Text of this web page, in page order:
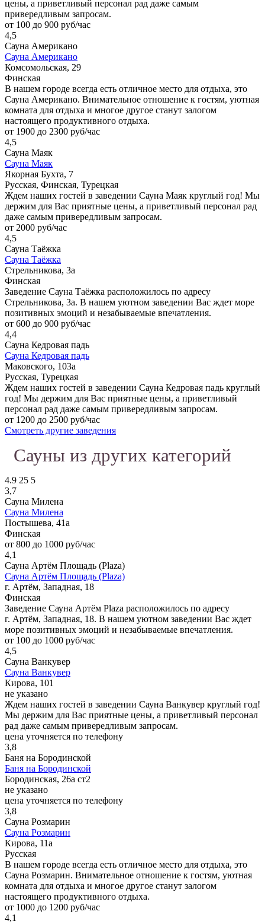
цены, а приветливый персонал рад даже самым
привередливым запросам.
от 100 до 900 руб/час
4,5
Сауна Американо
Сауна Американо
Комсомольская, 29
Финская
В нашем городе всегда есть отличное место для отдыха, это
Сауна Американо. Внимательное отношение к гостям, уютная
комната для отдыха и многое другое станут залогом
настоящего продуктивного отдыха.
от 1900 до 2300 руб/час
4,5
Сауна Маяк
Сауна Маяк
Якорная Бухта, 7
Русская, Финская, Турецкая
Ждем наших гостей в заведении Сауна Маяк круглый год! Мы
держим для Вас приятные цены, а приветливый персонал рад
даже самым привередливым запросам.
от 2000 руб/час
4,5
Сауна Таёжка
Сауна Таёжка
Стрельникова, 3а
Финская
Заведение Сауна Таёжка расположилось по адресу
Стрельникова, 3а. В нашем уютном заведении Вас ждет море
позитивных эмоций и незабываемые впечатления.
от 600 до 900 руб/час
4,4
Сауна Кедровая падь
Сауна Кедровая падь
Маковского, 103а
Русская, Турецкая
Ждем наших гостей в заведении Сауна Кедровая падь круглый
год! Мы держим для Вас приятные цены, а приветливый
персонал рад даже самым привередливым запросам.
от 1200 до 2500 руб/час
Смотреть другие заведения
Сауны из других категорий
4.9 25 5
3,7
Сауна Милена
Сауна Милена
Постышева, 41а
Финская
от 800 до 1000 руб/час
4,1
Сауна Артём Площадь (Plaza)
Сауна Артём Площадь (Plaza)
г. Артём, Западная, 18
Финская
Заведение Сауна Артём Plaza расположилось по адресу
г. Артём, Западная, 18. В нашем уютном заведении Вас ждет
море позитивных эмоций и незабываемые впечатления.
от 100 до 1000 руб/час
4,5
Сауна Ванкувер
Сауна Ванкувер
Кирова, 101
не указано
Ждем наших гостей в заведении Сауна Ванкувер круглый год!
Мы держим для Вас приятные цены, а приветливый персонал
рад даже самым привередливым запросам.
цена уточняется по телефону
3,8
Баня на Бородинской
Баня на Бородинской
Бородинская, 26а ст2
не указано
цена уточняется по телефону
3,8
Сауна Розмарин
Сауна Розмарин
Кирова, 11а
Русская
В нашем городе всегда есть отличное место для отдыха, это
Сауна Розмарин. Внимательное отношение к гостям, уютная
комната для отдыха и многое другое станут залогом
настоящего продуктивного отдыха.
от 1000 до 1200 руб/час
4,1